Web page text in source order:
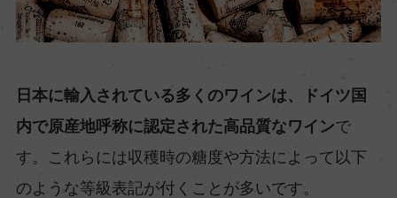
日本に輸入されている多くのワインは、ドイツ国
内で原産地呼称に認定された高品質なワインで
す。これらには収穫時の糖度や方法によって以下
のような等級表記が付くことが多いです。